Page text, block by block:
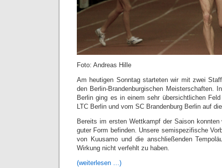
Foto: Andreas Hille
Am heutigen Sonntag starteten wir mit zwei
den Berlin-Brandenburgischen Meisterschaften.
Berlin ging es in einem sehr übersichtlichen
LTC Berlin und vom SC Brandenburg Berlin auf
Bereits im ersten Wettkampf der Saison
guter Form befinden. Unsere semispezifische
von Kuusamo und die anschließenden
Wirkung nicht verfehlt zu haben.
(weiterlesen …)